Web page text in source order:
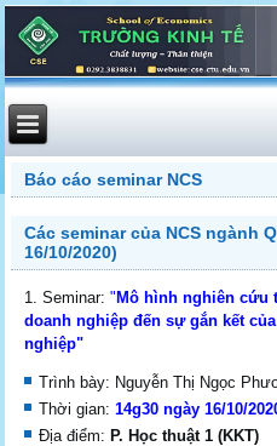
Báo cáo seminar NCS
Các seminar của NCS ngành
16/10/2020)
Seminar:" Mô hình nghiên cứu
doanh nghiệp đến sự gắn kết
nghiệp"
Trình bày: Nguyễn Thị Ngọc
Thời gian:14g30 ngày 16/10/
Địa điểm: P. Học thuật 1 (KKT)